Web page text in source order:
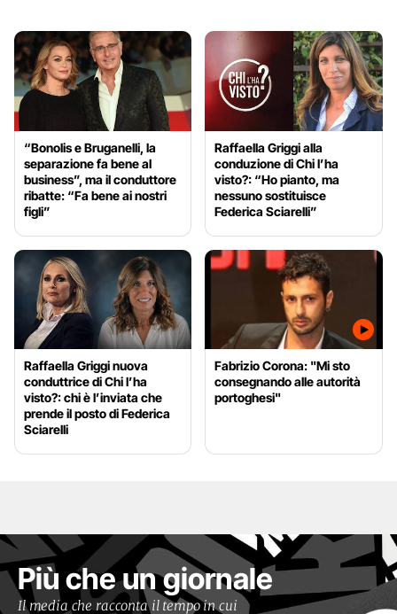
“Bonolis e Bruganelli, la
separazione fa bene al
business”, ma il conduttore
ribatte: “Fa bene ai nostri
figli”
Raffaella Griggi alla
conduzione di Chi l’ha
visto?: “Ho pianto, ma
nessuno sostituisce
Federica Sciarelli”
Raffaella Griggi nuova
conduttrice di Chi l’ha
visto?: chi è l’inviata che
prende il posto di Federica
Sciarelli
Fabrizio Corona: "Mi sto
consegnando alle autorità
portoghesi"
Più che un giornale
Il media che racconta il tempo in cui